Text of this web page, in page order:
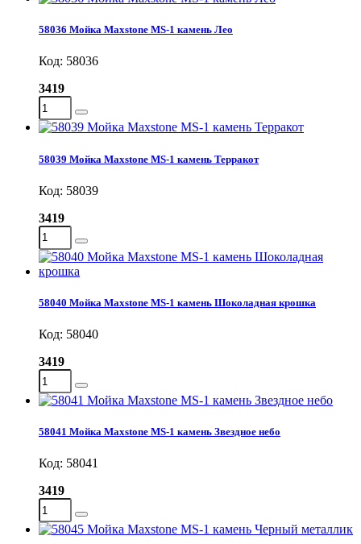
58036 Мойка Maxstone MS-1 камень Лео
Код: 58036
3419
58039 Мойка Maxstone MS-1 камень Терракот
Код: 58039
3419
58040 Мойка Maxstone MS-1 камень Шоколадная крошка
Код: 58040
3419
58041 Мойка Maxstone MS-1 камень Звездное небо
Код: 58041
3419